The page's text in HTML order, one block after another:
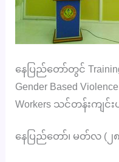
နေပြည်တော်တွင် Training
Gender Based
Workers သင်တန်းကျင်း
နေပြည်တော်၊ မတ်လ (၂